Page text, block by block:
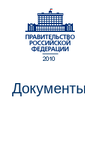
Документы